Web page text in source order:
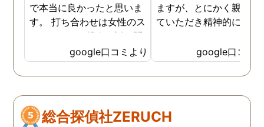
で本当に良かったと思いま
す。 打ち合わせは女性のス
タッフさんが親身に話を聞
いていただき 実際の調査中
も、細かい報告・対応はも
ちろん 自分のメンタルが弱
きました。 家族友人にもい
いづらい辛い気持ちを受け
google口コミより
ますが、とにかく親身に
ていただき精神的にも支
はその都度状況を報告し
いただき、中途半端な調
にならない様にされてい
く感じました。 また調
果を受けてからの今後の
google口コミ
総合探偵社ZERUCH